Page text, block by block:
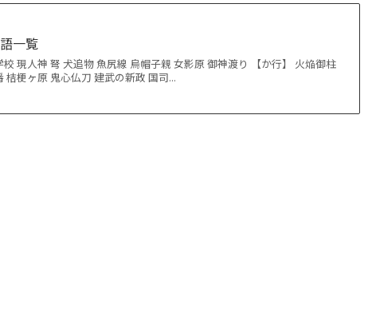
一覧
校 現人神 弩 犬追物 魚尻線 烏帽子親 女影原 御神渡り 【か行】 火焔御柱
桔梗ヶ原 鬼心仏刀 建武の新政 国司...